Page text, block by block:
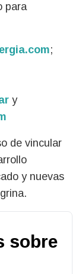
para
;
y
de vincular
y nuevas
sobre